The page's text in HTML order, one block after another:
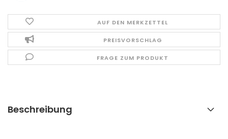
AUF DEN MERKZETTEL
PREISVORSCHLAG
FRAGE ZUM PRODUKT
Beschreibung